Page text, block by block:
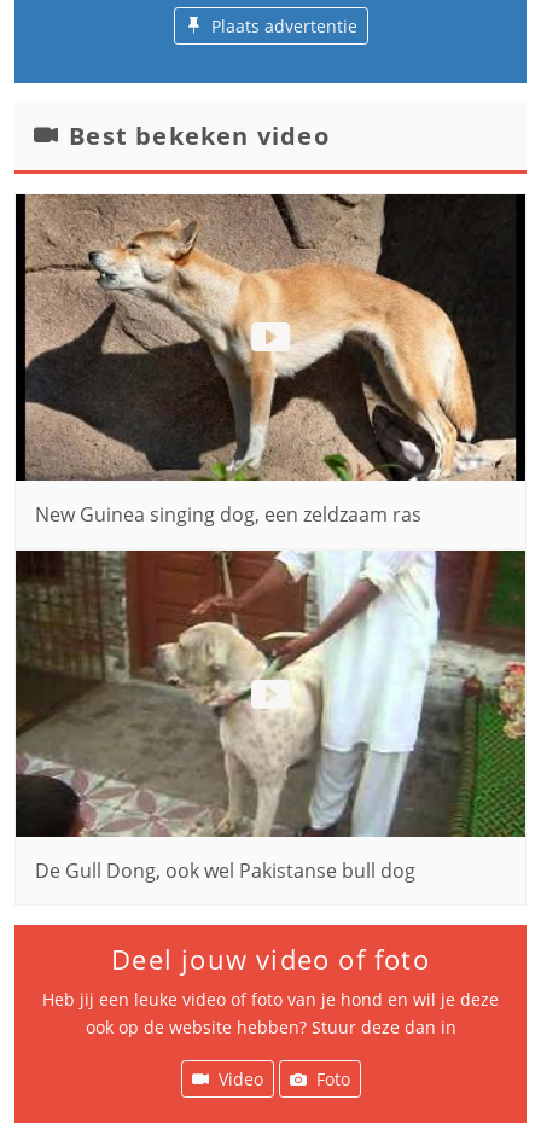
Plaats advertentie
Best bekeken video
New Guinea singing dog, een zeldzaam ras
De Gull Dong, ook wel Pakistanse bull dog
Deel jouw video of foto
Heb jij een leuke video of foto van je hond en wil je deze
ook op de website hebben? Stuur deze dan in
Video Foto